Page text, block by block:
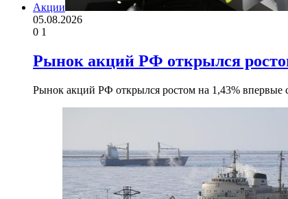
Акции
05.08.2026
0 1
Рынок акций РФ открылся
Рынок акций РФ открылся ростом на 1,43%